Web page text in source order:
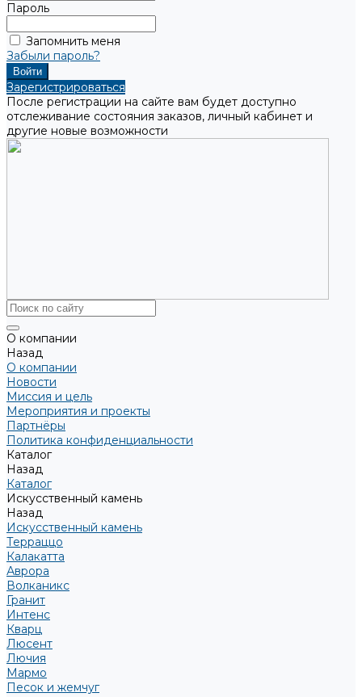
Пароль
Запомнить меня
Забыли пароль?
Зарегистрироваться
После регистрации на сайте вам будет доступно
отслеживание состояния заказов, личный кабинет и
другие новые возможности
О компании
Назад
О компании
Новости
Миссия и цель
Мероприятия и проекты
Партнёры
Политика конфиденциальности
Каталог
Назад
Каталог
Искусственный камень
Назад
Искусственный камень
Терраццо
Калакатта
Аврора
Волканикс
Гранит
Интенс
Кварц
Люсент
Лючия
Мармо
Песок и жемчуг